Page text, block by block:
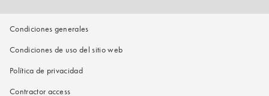
Condiciones generales
Condiciones de uso del sitio web
Política de privacidad
Contractor access